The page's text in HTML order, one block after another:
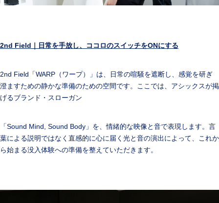
2nd Field ｜日常を手放し、ココロのスイッチをONにする
2nd Field「WARP（ワープ）」は、日常の喧騒を遮断し、感覚を研ぎ
澄ますための静かな準備のための空間です。ここでは、アシックスが掲
げるブランド・スローガン
「Sound Mind, Sound Body」を、情緒的な映像と音で表現します。言
葉による説明ではなく直感的に心に届く光と音の演出によって、これか
ら始まる没入体験への準備を整えていただきます。